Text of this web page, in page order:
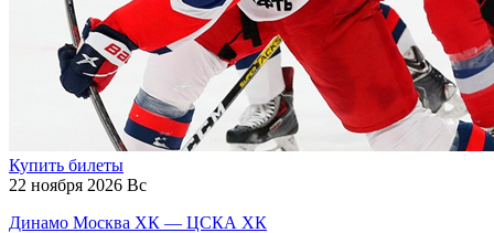
Купить билеты
22 ноября 2026 Вс
Динамо Москва ХК — ЦСКА ХК